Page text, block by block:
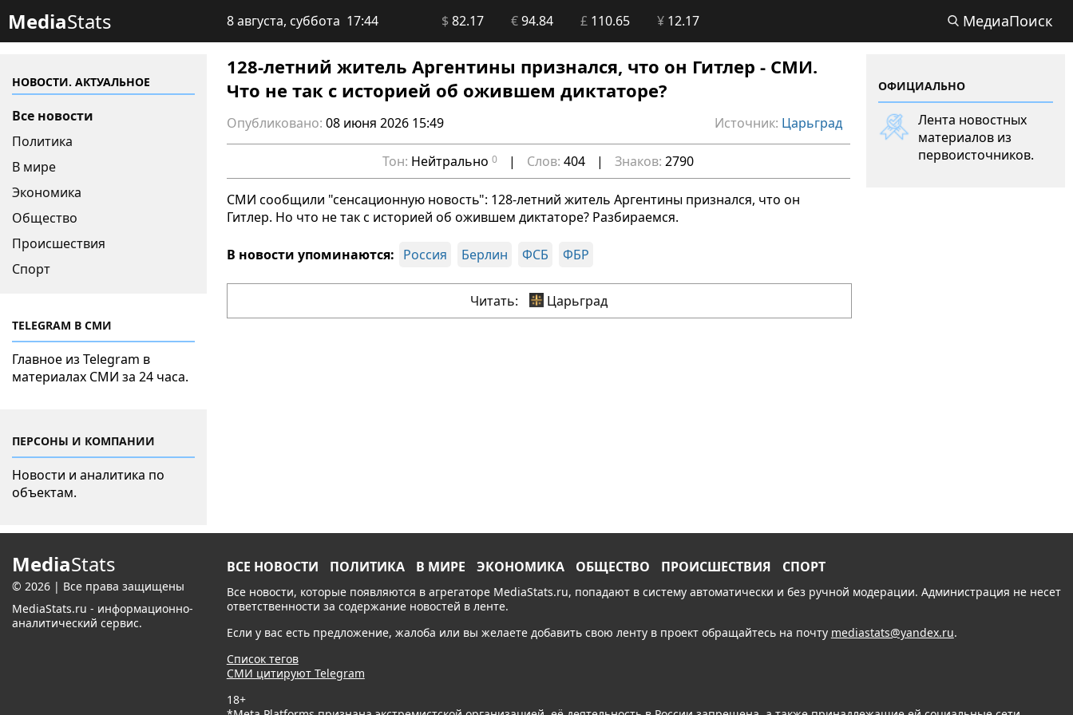
MediaStats 8 августа, суббота 17:44 $82.17 €94.84 £110.65 ¥12.17 МедиаПоиск
НОВОСТИ. АКТУАЛЬНОЕ
Все новости
Политика
В мире
Экономика
Общество
Происшествия
Спорт
TELEGRAM В СМИ
Главное из Telegram в
материалах СМИ за 24 часа.
ПЕРСОНЫ И КОМПАНИИ
Новости и аналитика по
объектам.
128-летний житель Аргентины признался, что он Гитлер - СМИ.
Что не так с историей об ожившем диктаторе?
Опубликовано: 08 июня 2026 15:49 Источник: Царьград
Тон: Нейтрально0 | Слов: 404 | Знаков: 2790
СМИ сообщили "сенсационную новость": 128-летний житель Аргентины признался, что он
Гитлер. Но что не так с историей об ожившем диктаторе? Разбираемся.
В новости упоминаются: Россия Берлин ФСБ ФБР
Читать: Царьград
ОФИЦИАЛЬНО
Лента новостных
материалов из
первоисточников.
MediaStats
© 2026 | Все права защищены
MediaStats.ru - информационно-
аналитический сервис.
ВСЕ НОВОСТИ ПОЛИТИКА В МИРЕ ЭКОНОМИКА ОБЩЕСТВО ПРОИСШЕСТВИЯ СПОРТ
Все новости, которые появляются в агрегаторе MediaStats.ru, попадают в систему автоматически и без ручной модерации. Администрация не несет
ответственности за содержание новостей в ленте.
Если у вас есть предложение, жалоба или вы желаете добавить свою ленту в проект обращайтесь на почту mediastats@yandex.ru.
Список тегов
СМИ цитируют Telegram
18+